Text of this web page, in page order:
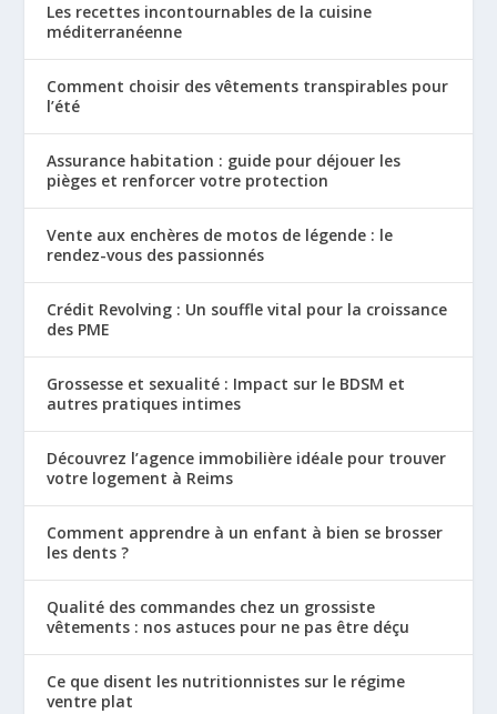
Les recettes incontournables de la cuisine
méditerranéenne
Comment choisir des vêtements transpirables pour
l’été
Assurance habitation : guide pour déjouer les
pièges et renforcer votre protection
Vente aux enchères de motos de légende : le
rendez-vous des passionnés
Crédit Revolving : Un souffle vital pour la croissance
des PME
Grossesse et sexualité : Impact sur le BDSM et
autres pratiques intimes
Découvrez l’agence immobilière idéale pour trouver
votre logement à Reims
Comment apprendre à un enfant à bien se brosser
les dents ?
Qualité des commandes chez un grossiste
vêtements : nos astuces pour ne pas être déçu
Ce que disent les nutritionnistes sur le régime
ventre plat